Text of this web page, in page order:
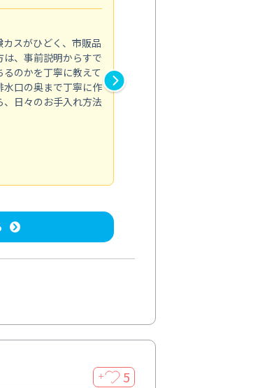
スがひどく、市販品
、事前説明からすで
のかを丁寧に教えて
水口の奥まで丁寧に作
日々のお手入れ方法
＋ 5